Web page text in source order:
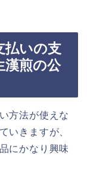
払いの支
漢煎の公
方法が使えな
いきますが、
にかなり興味